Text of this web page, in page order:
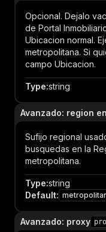
Opcional. Dejalo
de Portal
Ubicacion normal.
metropolitana. Si
campo Ubicacion.
Type:string
Avanzado: region
Sufijo regional
busquedas en la
metropolitana.
Type:string
Default:
Avanzado: proxy